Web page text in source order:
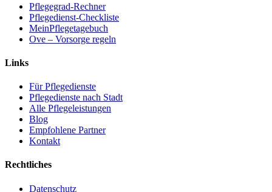
Pflegegrad-Rechner
Pflegedienst-Checkliste
MeinPflegetagebuch
Ove – Vorsorge regeln
Links
Für Pflegedienste
Pflegedienste nach Stadt
Alle Pflegeleistungen
Blog
Empfohlene Partner
Kontakt
Rechtliches
Datenschutz